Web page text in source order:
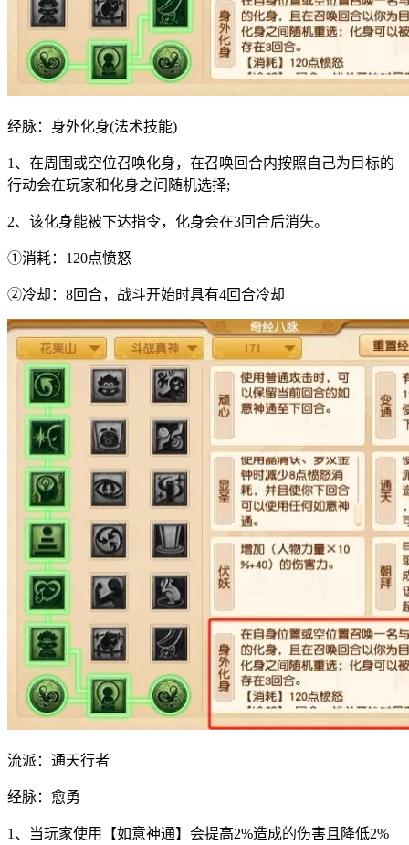
经脉：身外化身(法术技能)
1、在周围或空位召唤化身，在召唤回合内按照自己为目标的
行动会在玩家和化身之间随机选择;
2、该化身能被下达指令，化身会在3回合后消失。
①消耗：120点愤怒
②冷却：8回合，战斗开始时具有4回合冷却
流派：通天行者
经脉：愈勇
1、当玩家使用【如意神通】会提高2%造成的伤害且降低2%